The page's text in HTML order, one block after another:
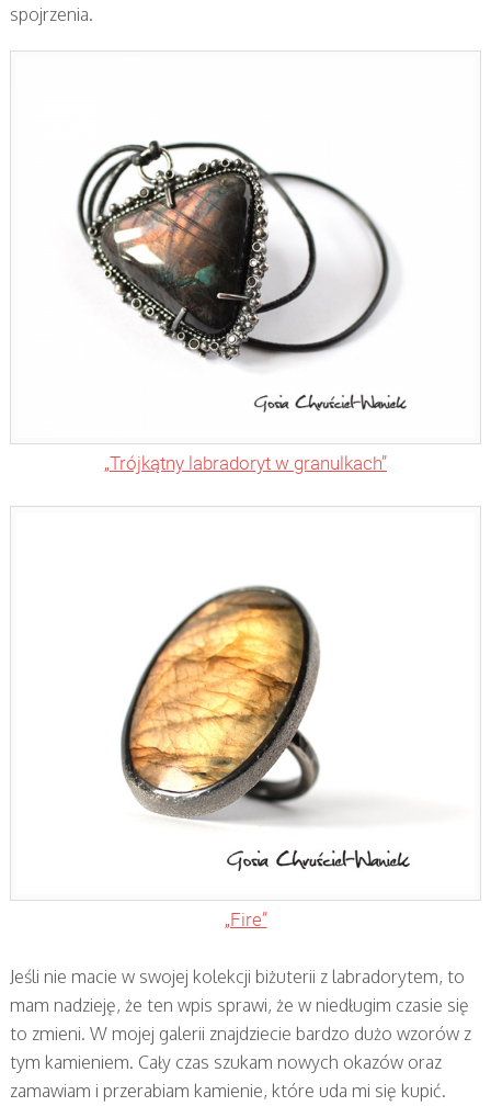
spojrzenia.
„Trójkątny labradoryt w granulkach”
„Fire”
Jeśli nie macie w swojej kolekcji biżuterii z labradorytem, to
mam nadzieję, że ten wpis sprawi, że w niedługim czasie się
to zmieni. W mojej galerii znajdziecie bardzo dużo wzorów z
tym kamieniem. Cały czas szukam nowych okazów oraz
zamawiam i przerabiam kamienie, które uda mi się kupić.